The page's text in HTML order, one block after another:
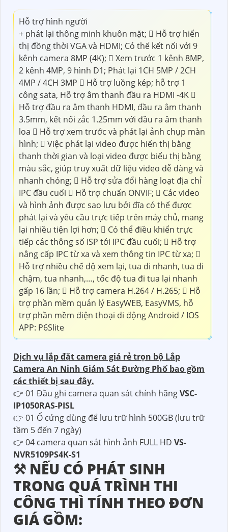
Hỗ trợ hình người
+ phát lại thông minh khuôn mặt;  Hỗ trợ hiển
thị đồng thời VGA và HDMI; Có thể kết nối với 9
kênh camera 8MP (4K);  Xem trước 1 kênh 8MP,
2 kênh 4MP, 9 hình D1; Phát lại 1CH 5MP / 2CH
4MP / 4CH 3MP  Hỗ trợ luồng kép; hỗ trợ 1
công sata, Hỗ trợ âm thanh đầu ra HDMI -4K 
Hỗ trợ đầu ra âm thanh HDMI, đầu ra âm thanh
3.5mm, kết nối zắc 1.25mm với đầu ra âm thanh
loa  Hỗ trợ xem trước và phát lại ảnh chụp màn
hình;  Việc phát lại video được hiển thị bằng
thanh thời gian và loại video được biểu thị bằng
màu sắc, giúp truy xuất dữ liệu video dễ dàng và
nhanh chóng;  Hỗ trợ sửa đổi hàng loạt địa chỉ
IPC đầu cuối  Hỗ trợ chuẩn ONVIF;  Các video
và hình ảnh được sao lưu bởi đĩa có thể được
phát lại và yêu cầu trực tiếp trên máy chủ, mang
lại nhiều tiện lợi hơn;  Có thể điều khiển trực
tiếp các thông số ISP tới IPC đầu cuối;  Hỗ trợ
nâng cấp IPC từ xa và xem thông tin IPC từ xa; 
Hỗ trợ nhiều chế độ xem lại, tua đi nhanh, tua đi
chậm, tua nhanh,…, tốc độ tua đi tua lại nhanh
gấp 16 lần;  Hỗ trợ camera H.264 / H.265;  Hỗ
trợ phần mềm quản lý EasyWEB, EasyVMS, hỗ
trợ phần mềm điện thoại di động Android / IOS
APP: P6Slite
Dịch vụ lắp đặt camera giá rẻ trọn bộ Lắp
Camera An Ninh Giám Sát Đường Phố bao gồm
các thiết bị sau đây.
👉 01 Đầu ghi camera quan sát chính hãngVSC-
IP1050RAS-PISL
👉 01 Ổ cứng dùng để lưu trữ hình 500GB (lưu trữ
tầm 5 đến 7 ngày)
👉 04 camera quan sát hình ảnh FULL HD VS-
NVR5109PS4K-S1
⚒ NẾU CÓ PHÁT SINH
TRONG QUÁ TRÌNH THI
CÔNG THÌ TÍNH THEO ĐƠN
GIÁ GỒM: